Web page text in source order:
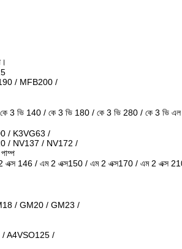
/ MFB200 /
3 ভি 140 / কে 3 ভি 180 / কে 3 ভি 280 / কে 3
/ K3VG63 /
/ NV137 / NV172 /
146 / এম 2 এক্স150 / এম 2 এক্স170 / এম 2 এক্স
/ GM20 / GM23 /
A4VSO125 /